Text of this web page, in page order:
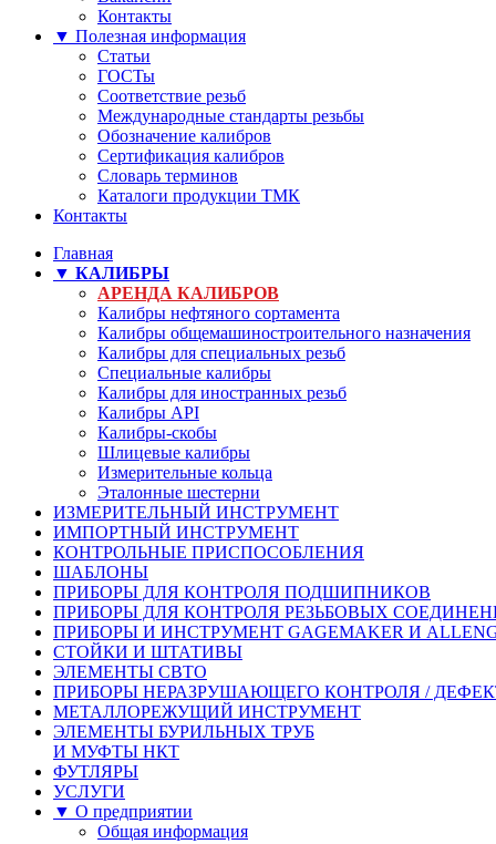
Контакты
▼ Полезная информация
Статьи
ГОСТы
Соответствие резьб
Международные стандарты резьбы
Обозначение калибров
Сертификация калибров
Словарь терминов
Каталоги продукции ТМК
Контакты
Главная
▼ КАЛИБРЫ
АРЕНДА КАЛИБРОВ
Калибры нефтяного сортамента
Калибры общемашиностроительного назначения
Калибры для специальных резьб
Специальные калибры
Калибры для иностранных резьб
Калибры API
Калибры-скобы
Шлицевые калибры
Измерительные кольца
Эталонные шестерни
ИЗМЕРИТЕЛЬНЫЙ ИНСТРУМЕНТ
ИМПОРТНЫЙ ИНСТРУМЕНТ
КОНТРОЛЬНЫЕ ПРИСПОСОБЛЕНИЯ
ШАБЛОНЫ
ПРИБОРЫ ДЛЯ КОНТРОЛЯ ПОДШИПНИКОВ
ПРИБОРЫ ДЛЯ КОНТРОЛЯ РЕЗЬБОВЫХ
ПРИБОРЫ И ИНСТРУМЕНТ GAGEMAKER И
СТОЙКИ И ШТАТИВЫ
ЭЛЕМЕНТЫ СВТО
ПРИБОРЫ НЕРАЗРУШАЮЩЕГО КОНТРОЛЯ /
МЕТАЛЛОРЕЖУЩИЙ ИНСТРУМЕНТ
ЭЛЕМЕНТЫ БУРИЛЬНЫХ ТРУБ
И МУФТЫ НКТ
ФУТЛЯРЫ
УСЛУГИ
▼ О предприятии
Общая информация